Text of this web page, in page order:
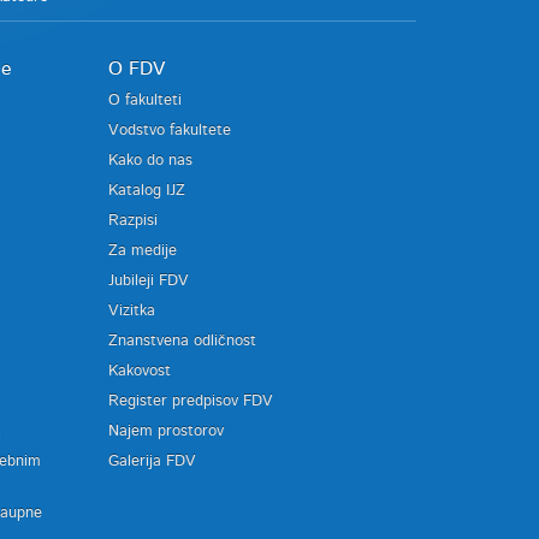
O FDV
O fakulteti
Vodstvo fakultete
Kako do nas
Katalog IJZ
Razpisi
Za medije
Jubileji FDV
Vizitka
Znanstvena odličnost
Kakovost
Register predpisov FDV
Najem prostorov
Galerija FDV